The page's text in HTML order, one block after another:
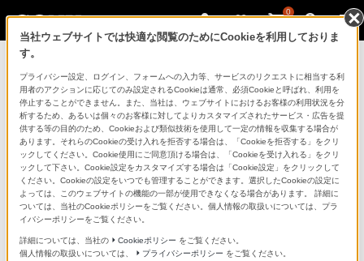
0
製品を安全に、安心してご使用いただ
くために
日常の清掃・点検が大切です。安全のため取扱説明書を
よく読みましょう。
製品に関する重要なお知らせ
安全で上手な使いかた
当社ウェブサイトでは快適な閲覧のためにCookieを利用しておりま
す。
プライバシー設定、ログイン、フォームへの入力等、サービスのリクエストに相当する利
用者のアクションに応じてのみ設定されるCookieは通常、必須Cookieと呼ばれ、利用を
停止することができません。また、当社は、ウェブサイトにおけるお客様の利用状況を分
析するため、あるいは個々のお客様に対してよりカスタマイズされたサービス・広告を提
供する等の目的のため、Cookieおよび類似技術を使用して一定の情報を収集する場合が
あります。それらのCookieの受け入れを拒否する場合は、「Cookieを拒否する」をクリ
ックしてください。Cookie使用にご同意頂ける場合は、「Cookieを受け入れる」をクリ
ックして下さい。Cookie設定をカスタマイズする場合は「Cookie設定」をクリックして
ください。Cookieの設定をいつでも管理することができます。選択したCookieの設定に
よっては、このウェブサイトの機能の一部が使用できなくなる場合があります。 詳細に
ついては、当社のCookieポリシーをご覧ください。個人情報の取扱いについては、プラ
イバシーポリシーをご覧ください。
詳細については、当社の Cookieポリシー をご覧ください。
個人情報の取扱いについては、
プライバシーポリシー をご覧ください。